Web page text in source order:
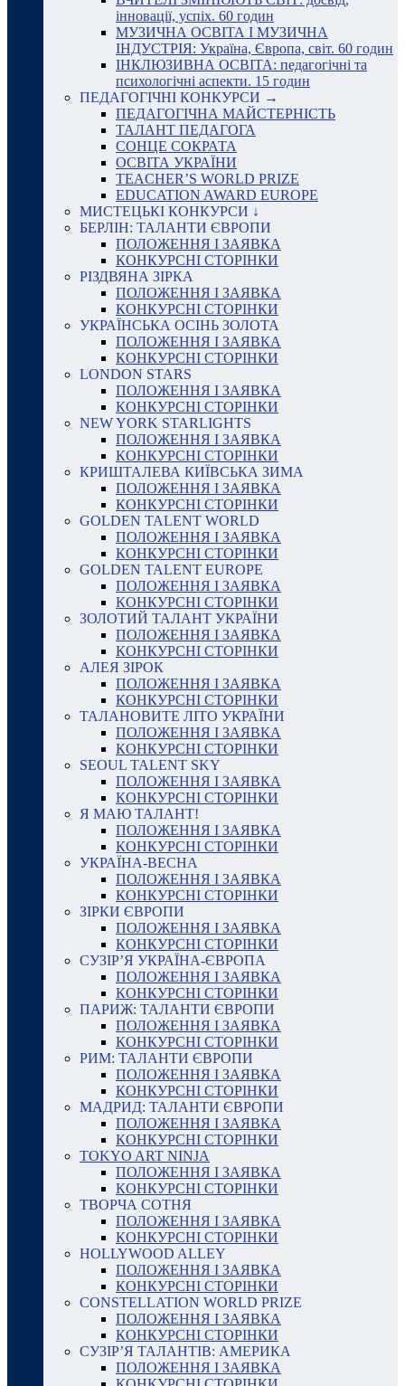
інновації, успіх. 60 годин
МУЗИЧНА ОСВІТА І МУЗИЧНА
ІНДУСТРІЯ: Україна, Європа, світ. 60 годин
ІНКЛЮЗИВНА ОСВІТА: педагогічні та
психологічні аспекти. 15 годин
ПЕДАГОГІЧНІ КОНКУРСИ →
ПЕДАГОГІЧНА МАЙСТЕРНІСТЬ
ТАЛАНТ ПЕДАГОГА
СОНЦЕ СОКРАТА
ОСВІТА УКРАЇНИ
TEACHER’S WORLD PRIZE
EDUCATION AWARD EUROPE
МИСТЕЦЬКІ КОНКУРСИ ↓
БЕРЛІН: ТАЛАНТИ ЄВРОПИ
ПОЛОЖЕННЯ І ЗАЯВКА
КОНКУРСНІ СТОРІНКИ
РІЗДВЯНА ЗІРКА
ПОЛОЖЕННЯ І ЗАЯВКА
КОНКУРСНІ СТОРІНКИ
УКРАЇНСЬКА ОСІНЬ ЗОЛОТА
ПОЛОЖЕННЯ І ЗАЯВКА
КОНКУРСНІ СТОРІНКИ
LONDON STARS
ПОЛОЖЕННЯ І ЗАЯВКА
КОНКУРСНІ СТОРІНКИ
NEW YORK STARLIGHTS
ПОЛОЖЕННЯ І ЗАЯВКА
КОНКУРСНІ СТОРІНКИ
КРИШТАЛЕВА КИЇВСЬКА ЗИМА
ПОЛОЖЕННЯ І ЗАЯВКА
КОНКУРСНІ СТОРІНКИ
GOLDEN TALENT WORLD
ПОЛОЖЕННЯ І ЗАЯВКА
КОНКУРСНІ СТОРІНКИ
GOLDEN TALENT EUROPE
ПОЛОЖЕННЯ І ЗАЯВКА
КОНКУРСНІ СТОРІНКИ
ЗОЛОТИЙ ТАЛАНТ УКРАЇНИ
ПОЛОЖЕННЯ І ЗАЯВКА
КОНКУРСНІ СТОРІНКИ
АЛЕЯ ЗІРОК
ПОЛОЖЕННЯ І ЗАЯВКА
КОНКУРСНІ СТОРІНКИ
ТАЛАНОВИТЕ ЛІТО УКРАЇНИ
ПОЛОЖЕННЯ І ЗАЯВКА
КОНКУРСНІ СТОРІНКИ
SEOUL TALENT SKY
ПОЛОЖЕННЯ І ЗАЯВКА
КОНКУРСНІ СТОРІНКИ
Я МАЮ ТАЛАНТ!
ПОЛОЖЕННЯ І ЗАЯВКА
КОНКУРСНІ СТОРІНКИ
УКРАЇНА-ВЕСНА
ПОЛОЖЕННЯ І ЗАЯВКА
КОНКУРСНІ СТОРІНКИ
ЗІРКИ ЄВРОПИ
ПОЛОЖЕННЯ І ЗАЯВКА
КОНКУРСНІ СТОРІНКИ
СУЗІР’Я УКРАЇНА-ЄВРОПА
ПОЛОЖЕННЯ І ЗАЯВКА
КОНКУРСНІ СТОРІНКИ
ПАРИЖ: ТАЛАНТИ ЄВРОПИ
ПОЛОЖЕННЯ І ЗАЯВКА
КОНКУРСНІ СТОРІНКИ
РИМ: ТАЛАНТИ ЄВРОПИ
ПОЛОЖЕННЯ І ЗАЯВКА
КОНКУРСНІ СТОРІНКИ
МАДРИД: ТАЛАНТИ ЄВРОПИ
ПОЛОЖЕННЯ І ЗАЯВКА
КОНКУРСНІ СТОРІНКИ
TOKYO ART NINJA
ПОЛОЖЕННЯ І ЗАЯВКА
КОНКУРСНІ СТОРІНКИ
ТВОРЧА СОТНЯ
ПОЛОЖЕННЯ І ЗАЯВКА
КОНКУРСНІ СТОРІНКИ
HOLLYWOOD ALLEY
ПОЛОЖЕННЯ І ЗАЯВКА
КОНКУРСНІ СТОРІНКИ
CONSTELLATION WORLD PRIZE
ПОЛОЖЕННЯ І ЗАЯВКА
КОНКУРСНІ СТОРІНКИ
СУЗІР’Я ТАЛАНТІВ: АМЕРИКА
ПОЛОЖЕННЯ І ЗАЯВКА